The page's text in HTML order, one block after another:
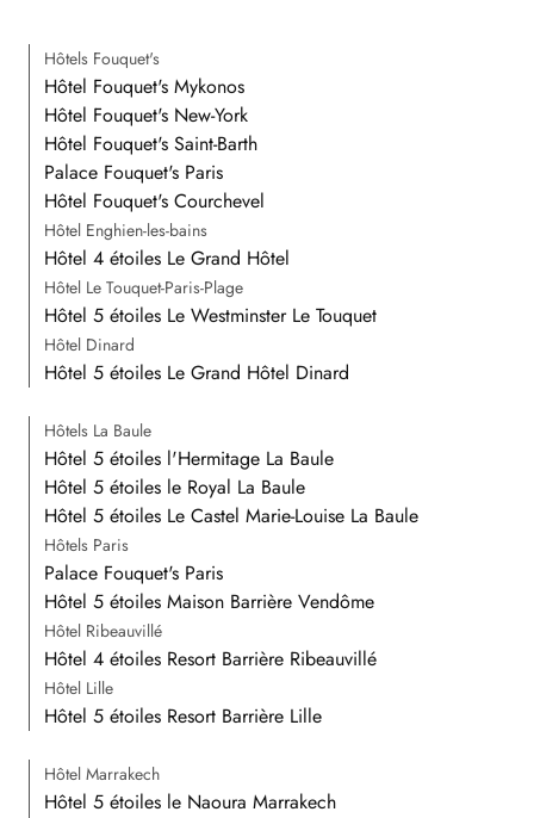
Hôtels Fouquet's
Hôtel Fouquet's Mykonos
Hôtel Fouquet's New-York
Hôtel Fouquet's Saint-Barth
Palace Fouquet's Paris
Hôtel Fouquet's Courchevel
Hôtel Enghien-les-bains
Hôtel 4 étoiles Le Grand Hôtel
Hôtel Le Touquet-Paris-Plage
Hôtel 5 étoiles Le Westminster Le Touquet
Hôtel Dinard
Hôtel 5 étoiles Le Grand Hôtel Dinard
Hôtels La Baule
Hôtel 5 étoiles l'Hermitage La Baule
Hôtel 5 étoiles le Royal La Baule
Hôtel 5 étoiles Le Castel Marie-Louise La Baule
Hôtels Paris
Palace Fouquet's Paris
Hôtel 5 étoiles Maison Barrière Vendôme
Hôtel Ribeauvillé
Hôtel 4 étoiles Resort Barrière Ribeauvillé
Hôtel Lille
Hôtel 5 étoiles Resort Barrière Lille
Hôtel Marrakech
Hôtel 5 étoiles le Naoura Marrakech